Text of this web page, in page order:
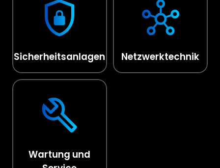
Sicherheitsanlagen Netzwerktechnik
Wartung und